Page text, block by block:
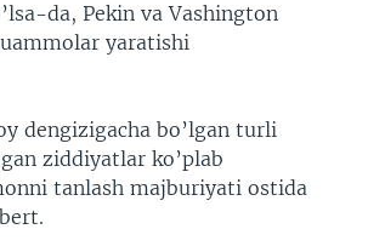
da, Pekin va Vashington
yaratishi
dengizigacha bo’lgan turli
ziddiyatlar ko’plab
tanlash majburiyati ostida